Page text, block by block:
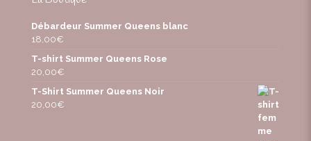
Débardeur Summer Queens blanc
18,00€
T-shirt Summer Queens Rose
20,00€
T-Shirt Summer Queens Noir
20,00€